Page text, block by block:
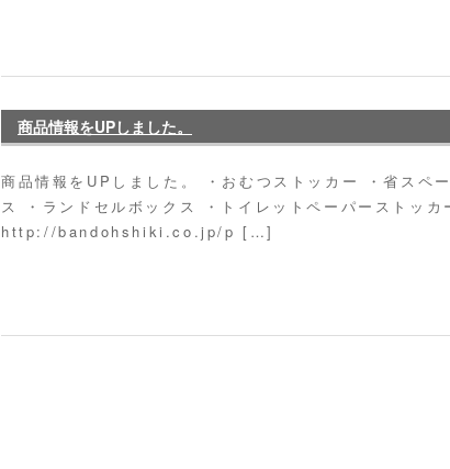
商品情報をUPしました。
商品情報をUPしました。 ・おむつストッカー ・省スペ
ス ・ランドセルボックス ・トイレットペーパーストッカ
http://bandohshiki.co.jp/p […]